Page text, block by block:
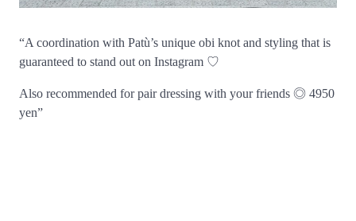
“A coordination with Patù’s unique obi knot and styling that is
guaranteed to stand out on Instagram ♡
Also recommended for pair dressing with your friends ◎ 4950
yen”